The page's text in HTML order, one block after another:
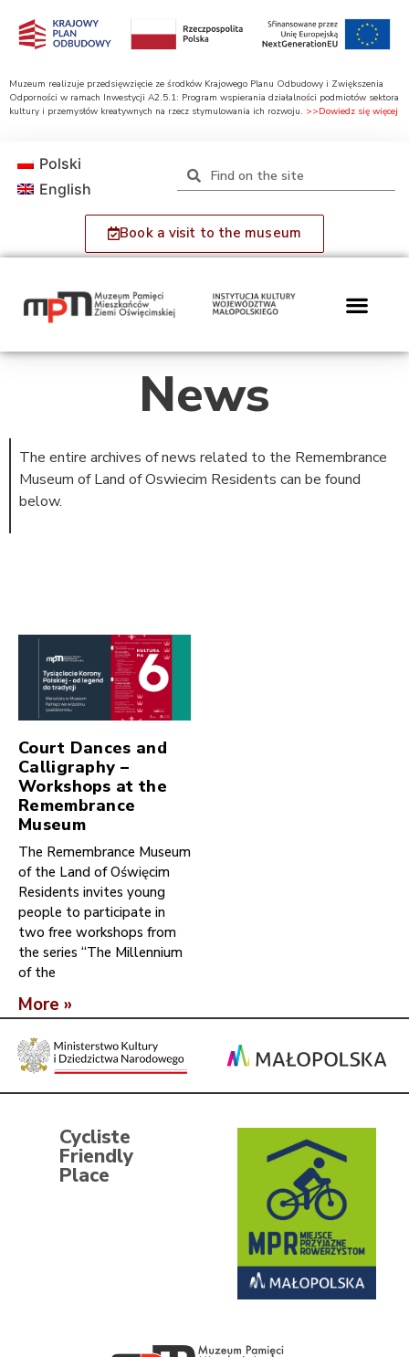
Muzeum realizuje przedsięwzięcie ze środków Krajowego Planu Odbudowy i Zwiększenia
Odporności w ramach Inwestycji A2.5.1: Program wspierania działalności podmiotów sektora
kultury i przemysłów kreatywnych na rzecz stymulowania ich rozwoju. >>Dowiedz się więcej
Book a visit to the museum
Polski
English
News
The entire archives of news related to the Remembrance
Museum of Land of Oswiecim Residents can be found
below.
Court Dances and
Calligraphy –
Workshops at the
Remembrance
Museum
The Remembrance Museum
of the Land of Oświęcim
Residents invites young
people to participate in
two free workshops from
the series “The Millennium
of the
More »
Cycliste
Friendly
Place